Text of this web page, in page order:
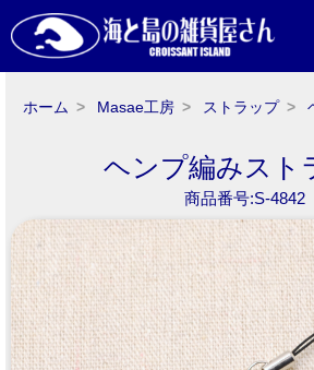
ホーム Masae工房 ストラップ
ヘンプ編みスト
商品番号:S-4842